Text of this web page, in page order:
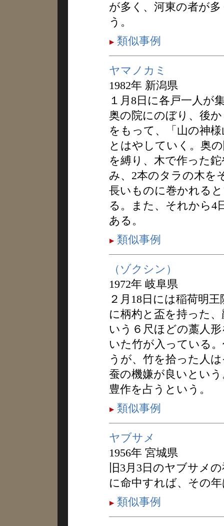
が多く、河東の者が
う。
類似事例
ヤマノカミ
1982年 新潟県
１月8日に各戸一人が
奥の院にのぼり、後
をもって、「山の神
とはやしていく。奥
を縛り、木で作った
み、2本のタラの木を
長いものに巻かれる
る。また、それから4
ある。
類似事例
（ゾクシン）
1972年 岐阜県
２月18日には稲荷明
に柄杓と盃を持った
いう６尺ほどの藁人
いた竹が入っている
うが、竹を拾った人
蚕の機嫌が良いとい
豊作を占うという。
類似事例
ヤブサメ
1956年 宮城県
旧3月3日のヤブサメ
に命中すれば、その
類似事例